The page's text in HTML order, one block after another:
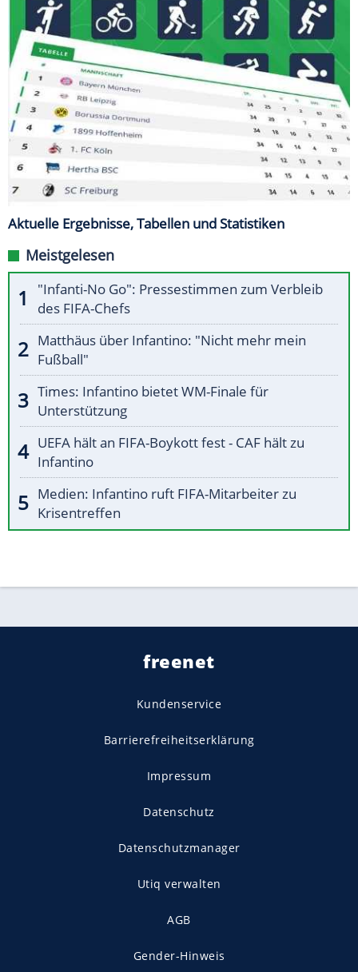
Aktuelle Ergebnisse, Tabellen und Statistiken
Meistgelesen
"Infanti-No Go": Pressestimmen zum Verbleib
des FIFA-Chefs
Matthäus über Infantino: "Nicht mehr mein
Fußball"
Times: Infantino bietet WM-Finale für
Unterstützung
UEFA hält an FIFA-Boykott fest - CAF hält zu
Infantino
Medien: Infantino ruft FIFA-Mitarbeiter zu
Krisentreffen
freenet
Kundenservice
Barrierefreiheitserklärung
Impressum
Datenschutz
Datenschutzmanager
Utiq verwalten
AGB
Gender-Hinweis